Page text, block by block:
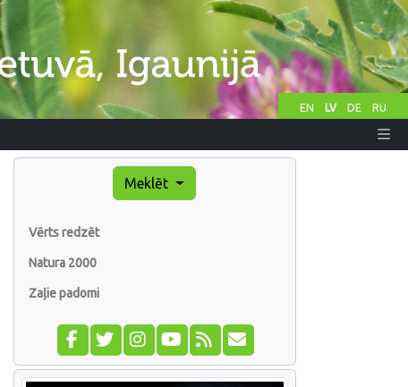
EN LV DE RU
Meklēt
Vērts redzēt
Natura 2000
Zaļie padomi